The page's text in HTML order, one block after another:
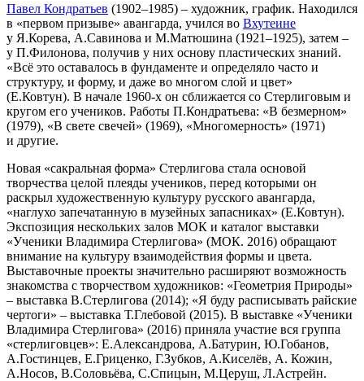
Павел Кондратьев (1902–1985) – художник, график. Находился
в «первом призыве» авангарда, учился во Вхутеине
у Я.Корева, А.Савинова и М.Матюшина (1921–1925), затем –
у П.Филонова, получив у них основу пластических знаний.
«Всё это оставалось в фундаменте и определяло часто и
структуру, и форму, и даже во многом слой и цвет»
(Е.Ковтун). В начале 1960-х он сближается со Стерлиговым и
кругом его учеников. Работы П.Кондратьева: «В безмерном»
(1979), «В свете свечей» (1969), «Многомерность» (1971)
и другие.
Новая «сакральная форма» Стерлигова стала основой
творчества целой плеяды учеников, перед которыми он
раскрыл художественную культуру русского авангарда,
«наглухо запечатанную в музейных запасниках» (Е.Ковтун).
Экспозиция нескольких залов МОК и каталог выставки
«Ученики Владимира Стерлигова» (МОК. 2016) обращают
внимание на культуру взаимодействия формы и цвета.
Выставочные проекты значительно расширяют возможность
знакомства с творчеством художников: «Геометрия Природы»
– выставка В.Стерлигова (2014); «Я буду расписывать райские
чертоги» – выставка Т.Глебовой (2015). В выставке «Ученики
Владимира Стерлигова» (2016) приняла участие вся группа
«стерлиговцев»: Е.Александрова, А.Батурин, Ю.Гобанов,
А.Гостинцев, Е.Гриценко, Г.Зубков, А.Киселёв, А. Кожин,
А.Носов, В.Соловьёва, С.Спицын, М.Церуш, Л.Астрейн.